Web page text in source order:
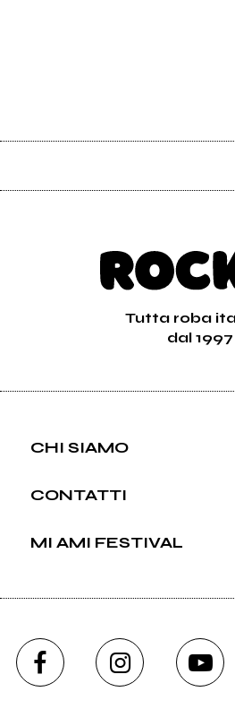
Tutta roba
dal 1997
CHI SIAMO
CONTATTI
MI AMI FESTIVAL